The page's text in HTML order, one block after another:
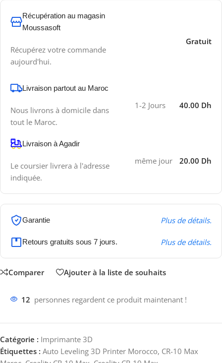
Récupération au magasin
Moussasoft
Récupérez votre commande
aujourd'hui.
Gratuit
Livraison partout au Maroc
Nous livrons à domicile dans
tout le Maroc.
1-2 Jours 40.00 Dh
Livraison à Agadir
Le coursier livrera à l'adresse
indiquée.
même jour 20.00 Dh
Garantie Plus de détails.
Retours gratuits sous 7 jours. Plus de détails.
Comparer Ajouter à la liste de souhaits
12 personnes regardent ce produit maintenant !
Catégorie : Imprimante 3D
Étiquettes : Auto Leveling 3D Printer Morocco, CR-10 Max